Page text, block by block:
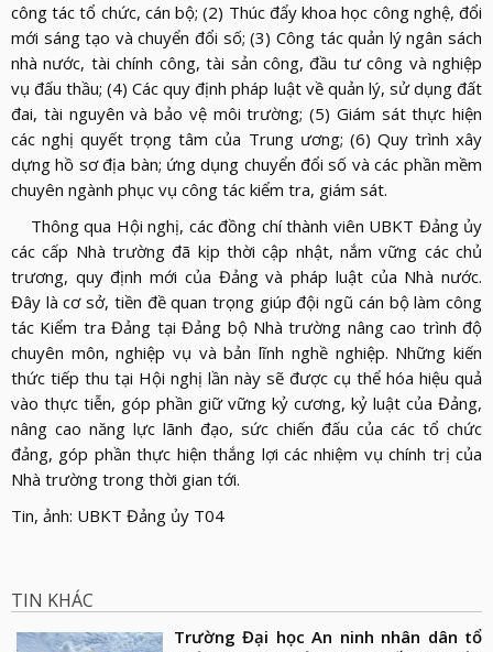
công tác tổ chức, cán bộ; (2) Thúc đẩy khoa học công nghệ, đổi
mới sáng tạo và chuyển đổi số; (3) Công tác quản lý ngân sách
nhà nước, tài chính công, tài sản công, đầu tư công và nghiệp
vụ đấu thầu; (4) Các quy định pháp luật về quản lý, sử dụng đất
đai, tài nguyên và bảo vệ môi trường; (5) Giám sát thực hiện
các nghị quyết trọng tâm của Trung ương; (6) Quy trình xây
dựng hồ sơ địa bàn; ứng dụng chuyển đổi số và các phần mềm
chuyên ngành phục vụ công tác kiểm tra, giám sát.
Thông qua Hội nghị, các đồng chí thành viên UBKT Đảng ủy
các cấp Nhà trường đã kịp thời cập nhật, nắm vững các chủ
trương, quy định mới của Đảng và pháp luật của Nhà nước.
Đây là cơ sở, tiền đề quan trọng giúp đội ngũ cán bộ làm công
tác Kiểm tra Đảng tại Đảng bộ Nhà trường nâng cao trình độ
chuyên môn, nghiệp vụ và bản lĩnh nghề nghiệp. Những kiến
thức tiếp thu tại Hội nghị lần này sẽ được cụ thể hóa hiệu quả
vào thực tiễn, góp phần giữ vững kỷ cương, kỷ luật của Đảng,
nâng cao năng lực lãnh đạo, sức chiến đấu của các tổ chức
đảng, góp phần thực hiện thắng lợi các nhiệm vụ chính trị của
Nhà trường trong thời gian tới.
Tin, ảnh: UBKT Đảng ủy T04
TIN KHÁC
Trường Đại học An ninh nhân dân tổ